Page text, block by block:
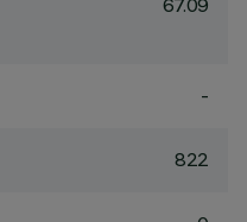
67.09
-
822